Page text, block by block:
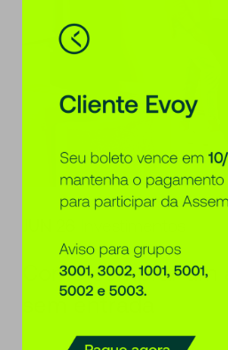
Como comprar
sem entrada